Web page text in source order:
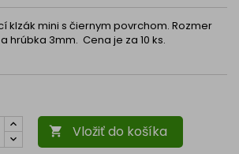
klzák mini s čiernym povrchom. Rozmer
hrúbka 3mm. Cena je za 10 ks.
 Vložiť do košíka